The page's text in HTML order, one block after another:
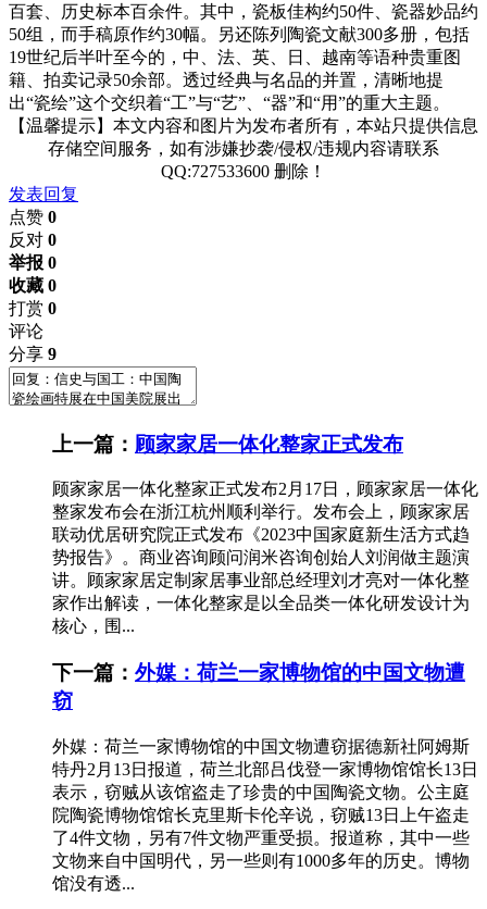
百套、历史标本百余件。其中，瓷板佳构约50件、瓷器妙品约
50组，而手稿原作约30幅。另还陈列陶瓷文献300多册，包括
19世纪后半叶至今的，中、法、英、日、越南等语种贵重图
籍、拍卖记录50余部。透过经典与名品的并置，清晰地提
出“瓷绘”这个交织着“工”与“艺”、“器”和“用”的重大主题。
【温馨提示】本文内容和图片为发布者所有，本站只提供信息
存储空间服务，如有涉嫌抄袭/侵权/违规内容请联系
QQ:727533600 删除！
发表回复
点赞 0
反对 0
举报 0
收藏 0
打赏 0
评论
分享 9
上一篇： 顾家家居一体化整家正式发布
顾家家居一体化整家正式发布2月17日，顾家家居一体化
整家发布会在浙江杭州顺利举行。发布会上，顾家家居
联动优居研究院正式发布《2023中国家庭新生活方式趋
势报告》。商业咨询顾问润米咨询创始人刘润做主题演
讲。顾家家居定制家居事业部总经理刘才亮对一体化整
家作出解读，一体化整家是以全品类一体化研发设计为
核心，围...
下一篇： 外媒：荷兰一家博物馆的中国文物遭
窃
外媒：荷兰一家博物馆的中国文物遭窃据德新社阿姆斯
特丹2月13日报道，荷兰北部吕伐登一家博物馆馆长13日
表示，窃贼从该馆盗走了珍贵的中国陶瓷文物。公主庭
院陶瓷博物馆馆长克里斯卡伦辛说，窃贼13日上午盗走
了4件文物，另有7件文物严重受损。报道称，其中一些
文物来自中国明代，另一些则有1000多年的历史。博物
馆没有透...